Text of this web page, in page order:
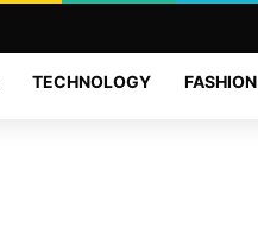
TECHNOLOGY FASHION